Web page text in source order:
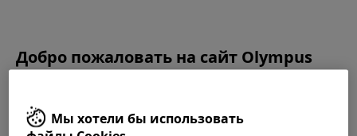
Добро пожаловать на сайт Olympus
Continuum.
Перед использованием данного веб-сайта внимательно
ознакомьтесь сУсловиями использования
Мы хотели бы использовать